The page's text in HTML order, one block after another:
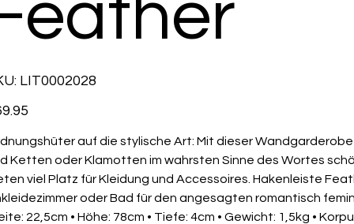
SKU
LIT0002028
LIT0002028
auf die stylische Art: Mit dieser
Ketten oder Klamotten im wahrsten Sinne des Wortes
viel Platz für Kleidung und Accessoires. Hakenleiste
oder Bad für den angesagten romantisch
22,5cm • Höhe: 78cm • Tiefe: 4cm • Gewicht: 1,5kg •